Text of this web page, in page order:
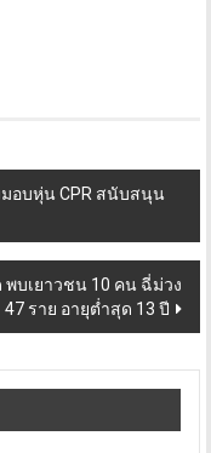
อบหุ่น CPR สนับสนุน
บเยาวชน 10 คน ฉี่ม่วง
47 ราย อายุต่ำสุด 13 ปี